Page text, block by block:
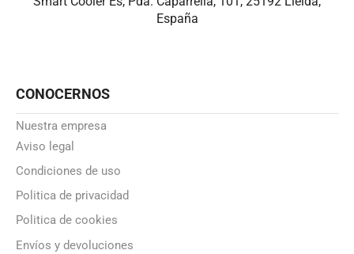
España
CONOCERNOS
Nuestra empresa
Aviso legal
Condiciones de uso
Politica de privacidad
Politica de cookies
Envíos y devoluciones